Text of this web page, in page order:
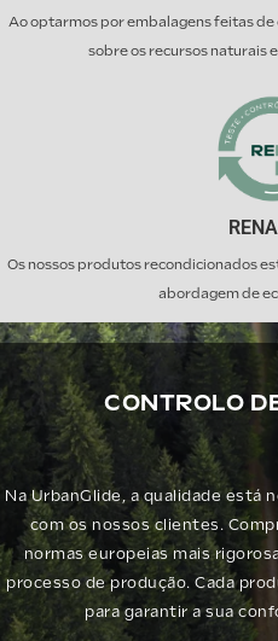
Ao optarmos por embalagens feitas
sobre os recursos naturais
Os nossos produtos recondicionados
abordagem de
CONTROLO
Na UrbanGlide, a qualidade está
com os nossos clientes.
normas europeias mais
processo de produção. Cada
para garantir a sua